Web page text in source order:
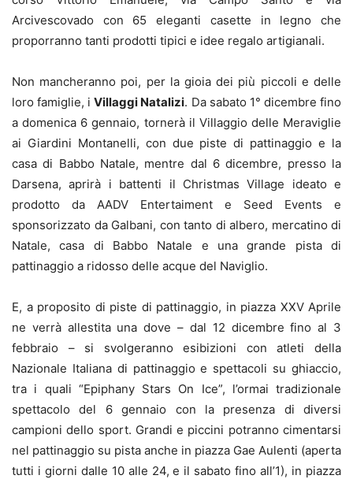
Arcivescovado con 65 eleganti casette in legno che
proporranno tanti prodotti tipici e idee regalo artigianali.
Non mancheranno poi, per la gioia dei più piccoli e delle
loro famiglie, iVillaggi Natalizi. Da sabato 1° dicembre fino
a domenica 6 gennaio, tornerà il Villaggio delle Meraviglie
ai Giardini Montanelli, con due piste di pattinaggio e la
casa di Babbo Natale, mentre dal 6 dicembre, presso la
Darsena, aprirà i battenti il Christmas Village ideato e
prodotto da AADV Entertaiment e Seed Events e
sponsorizzato da Galbani, con tanto di albero, mercatino di
Natale, casa di Babbo Natale e una grande pista di
pattinaggio a ridosso delle acque del Naviglio.
E, a proposito di piste di pattinaggio, in piazza XXV Aprile
ne verrà allestita una dove – dal 12 dicembre fino al 3
febbraio – si svolgeranno esibizioni con atleti della
Nazionale Italiana di pattinaggio e spettacoli su ghiaccio,
tra i quali “Epiphany Stars On Ice”, l’ormai tradizionale
spettacolo del 6 gennaio con la presenza di diversi
campioni dello sport. Grandi e piccini potranno cimentarsi
nel pattinaggio su pista anche in piazza Gae Aulenti (aperta
tutti i giorni dalle 10 alle 24, e il sabato fino all’1), in piazza